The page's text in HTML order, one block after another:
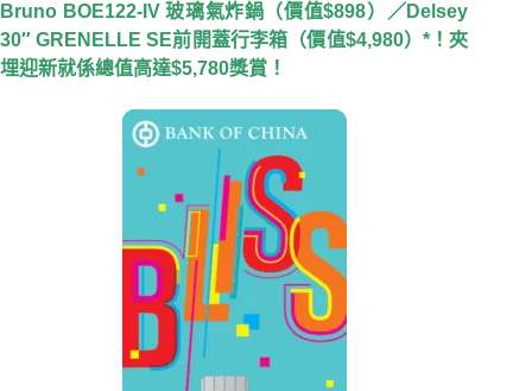
Bruno BOE122-IV 玻璃氣炸鍋（價值$898）／Delsey
30″ GRENELLE SE前開蓋行李箱（價值$4,980）*！夾
埋迎新就係總值高達$5,780獎賞！